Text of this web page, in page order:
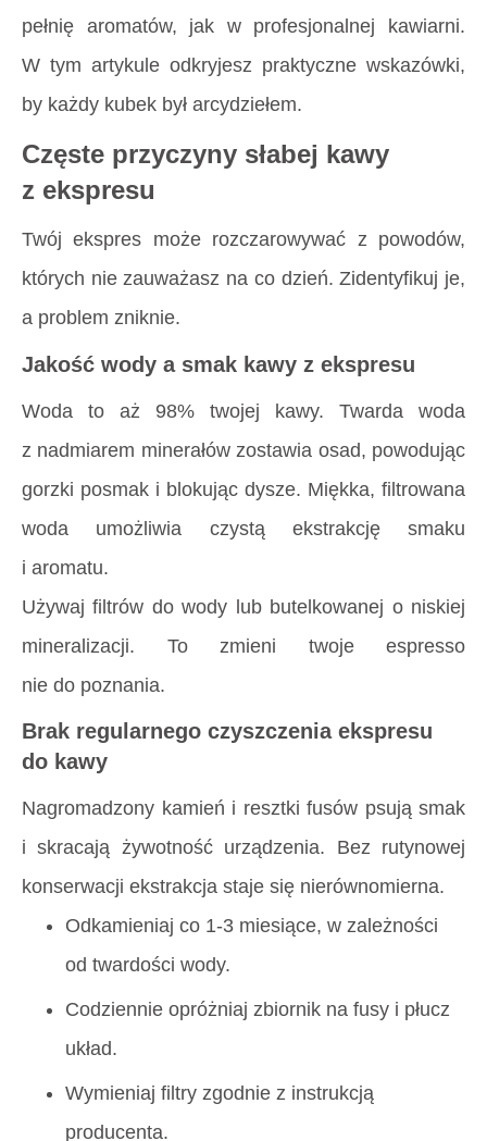
pełnię aromatów, jak w profesjonalnej kawiarni.
W tym artykule odkryjesz praktyczne wskazówki,
by każdy kubek był arcydziełem.
Częste przyczyny słabej kawy
z ekspresu
Twój ekspres może rozczarowywać z powodów,
których nie zauważasz na co dzień. Zidentyfikuj je,
a problem zniknie.
Jakość wody a smak kawy z ekspresu
Woda to aż 98% twojej kawy. Twarda woda
z nadmiarem minerałów zostawia osad, powodując
gorzki posmak i blokując dysze. Miękka, filtrowana
woda umożliwia czystą ekstrakcję smaku
i aromatu.
Używaj filtrów do wody lub butelkowanej o niskiej
mineralizacji. To zmieni twoje espresso
nie do poznania.
Brak regularnego czyszczenia ekspresu
do kawy
Nagromadzony kamień i resztki fusów psują smak
i skracają żywotność urządzenia. Bez rutynowej
konserwacji ekstrakcja staje się nierównomierna.
Odkamieniaj co 1-3 miesiące, w zależności
od twardości wody.
Codziennie opróżniaj zbiornik na fusy i płucz
układ.
Wymieniaj filtry zgodnie z instrukcją
producenta.